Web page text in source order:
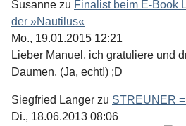
Susanne zu Finalist beim E-Book
der »Nautilus«
Mo., 19.01.2015 12:21
Lieber Manuel, ich gratuliere und
Daumen. (Ja, echt!) ;D
Siegfried Langer zu STREUNER
Di., 18.06.2013 08:06